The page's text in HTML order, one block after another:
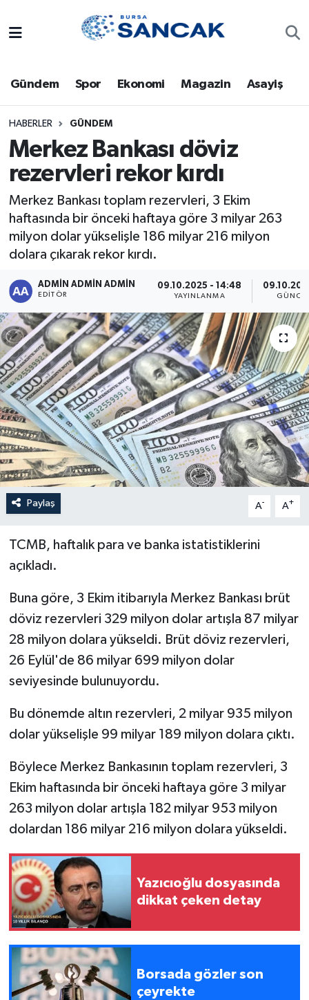
Gündem Spor Ekonomi Magazin Asayiş
HABERLER GÜNDEM
Merkez Bankası döviz
rezervleri rekor kırdı
Merkez Bankası toplam rezervleri, 3 Ekim
haftasında bir önceki haftaya göre 3 milyar 263
milyon dolar yükselişle 186 milyar 216 milyon
dolara çıkarak rekor kırdı.
ADMİN ADMİN ADMİN
EDITÖR
09.10.2025 - 14:48
YAYINLANMA
Paylaş A- A+
TCMB, haftalık para ve banka istatistiklerini
açıkladı.
Buna göre, 3 Ekim itibarıyla Merkez Bankası brüt
döviz rezervleri 329 milyon dolar artışla 87 milyar
28 milyon dolara yükseldi. Brüt döviz rezervleri,
26 Eylül'de 86 milyar 699 milyon dolar
seviyesinde bulunuyordu.
Bu dönemde altın rezervleri, 2 milyar 935 milyon
dolar yükselişle 99 milyar 189 milyon dolara çıktı.
Böylece Merkez Bankasının toplam rezervleri, 3
Ekim haftasında bir önceki haftaya göre 3 milyar
263 milyon dolar artışla 182 milyar 953 milyon
dolardan 186 milyar 216 milyon dolara yükseldi.
Yazıcıoğlu dosyasında
dikkat çeken detay
Borsada gözler son
çeyrekte
Bursa
Dünya
Eğitim
Ekonomi
Genel
Gündem
Magazin
Sağlık
Siyaset
Spor
Türkiye
Trafik Durumu
Süper Lig Puan Durumu ve Fikstür
Tüm Manşetler
Son Dakika Haberleri
Haber Arşivi